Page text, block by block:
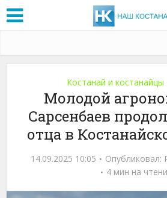
Костанай и костанайцы
Молодой
Сарсенбаев
отца в
14.09.2025 10:05 Опубликовал:
4 мин на